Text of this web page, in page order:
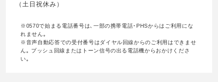
（土日祝休み）
※0570で始まる電話番号は､一部の携帯電話･PHSからはご利用にな
れません｡
※音声自動応答での受付番号はダイヤル回線からのご利用はできませ
ん｡ プッシュ回線またはトーン信号の出る電話機からおかけくださ
い｡